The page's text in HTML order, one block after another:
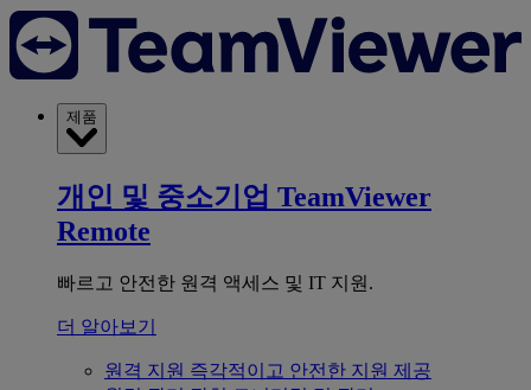
제품
개인 및 중소기업 TeamViewer
Remote
빠르고 안전한 원격 액세스 및 IT 지원.
더 알아보기
원격 지원 즉각적이고 안전한 지원 제공